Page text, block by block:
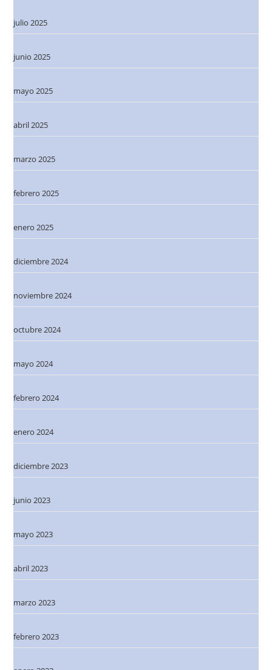
julio 2025
junio 2025
mayo 2025
abril 2025
marzo 2025
febrero 2025
enero 2025
diciembre 2024
noviembre 2024
octubre 2024
mayo 2024
febrero 2024
enero 2024
diciembre 2023
junio 2023
mayo 2023
abril 2023
marzo 2023
febrero 2023